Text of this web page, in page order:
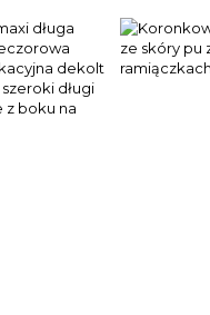
was:
229.99 zł.
is:
139.99 zł.